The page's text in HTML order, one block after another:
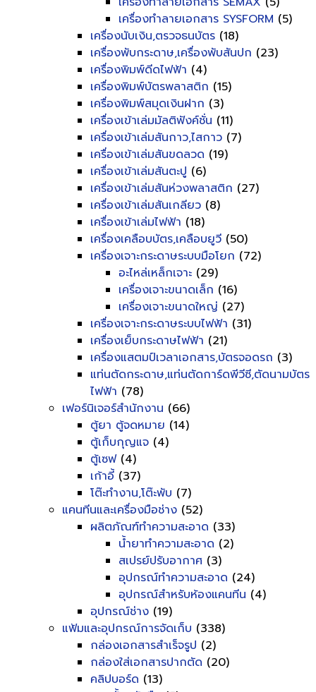
เครื่องทำลายเอกสาร SYSFORM (5)
เครื่องนับเงิน,ตรวจธนบัตร (18)
เครื่องพับกระดาษ,เครื่องพับสันปก (23)
เครื่องพิมพ์ดีดไฟฟ้า (4)
เครื่องพิมพ์บัตรพลาสติก (15)
เครื่องพิมพ์สมุดเงินฝาก (3)
เครื่องเข้าเล่มมัลติฟังค์ชั่น (11)
เครื่องเข้าเล่มสันกาว,ไสกาว (7)
เครื่องเข้าเล่มสันขดลวด (19)
เครื่องเข้าเล่มสันตะปู (6)
เครื่องเข้าเล่มสันห่วงพลาสติก (27)
เครื่องเข้าเล่มสันเกลียว (8)
เครื่องเข้าเล่มไฟฟ้า (18)
เครื่องเคลือบบัตร,เคลือบยูวี (50)
เครื่องเจาะกระดาษระบบมือโยก (72)
อะไหล่เหล็กเจาะ (29)
เครื่องเจาะขนาดเล็ก (16)
เครื่องเจาะขนาดใหญ่ (27)
เครื่องเจาะกระดาษระบบไฟฟ้า (31)
เครื่องเย็บกระดาษไฟฟ้า (21)
เครื่องแสตมป์เวลาเอกสาร,บัตรจอดรถ (3)
แท่นตัดกระดาษ,แท่นตัดการ์ดพีวีซี,ตัดนามบัตร
ไฟฟ้า (78)
เฟอร์นิเจอร์สำนักงาน (66)
ตู้ยา ตู้จดหมาย (14)
ตู้เก็บกุญแจ (4)
ตู้เซฟ(4)
เก้าอี้ (37)
โต๊ะทำงาน,โต๊ะพับ (7)
แคนทีนและเครื่องมือช่าง (52)
ผลิตภัณฑ์ทำความสะอาด (33)
น้ำยาทำความสะอาด (2)
สเปรย์ปรับอากาศ (3)
อุปกรณ์ทำความสะอาด (24)
อุปกรณ์สำหรับห้องแคนทีน (4)
อุปกรณ์ช่าง (19)
แฟ้มและอุปกรณ์การจัดเก็บ (338)
กล่องเอกสารสำเร็จรูป (2)
กล่องใส่เอกสารปากตัด (20)
คลิปบอร์ด (13)